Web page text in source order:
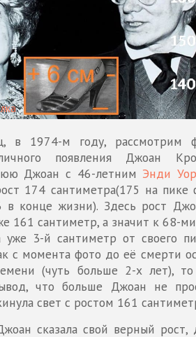
в 1974-м году, рассмотрим
появления Джоан
Джоан с 46-летним Энди
174 сантиметра(175 на пике
в конце жизни). Здесь рост
161 сантиметр, а значит к 68-
уже 3-й сантиметр от своего
с момента фото до её смерти
(чуть больше 2-х лет),
что больше Джоан не
свет с ростом 161
сказала свой верный рост,